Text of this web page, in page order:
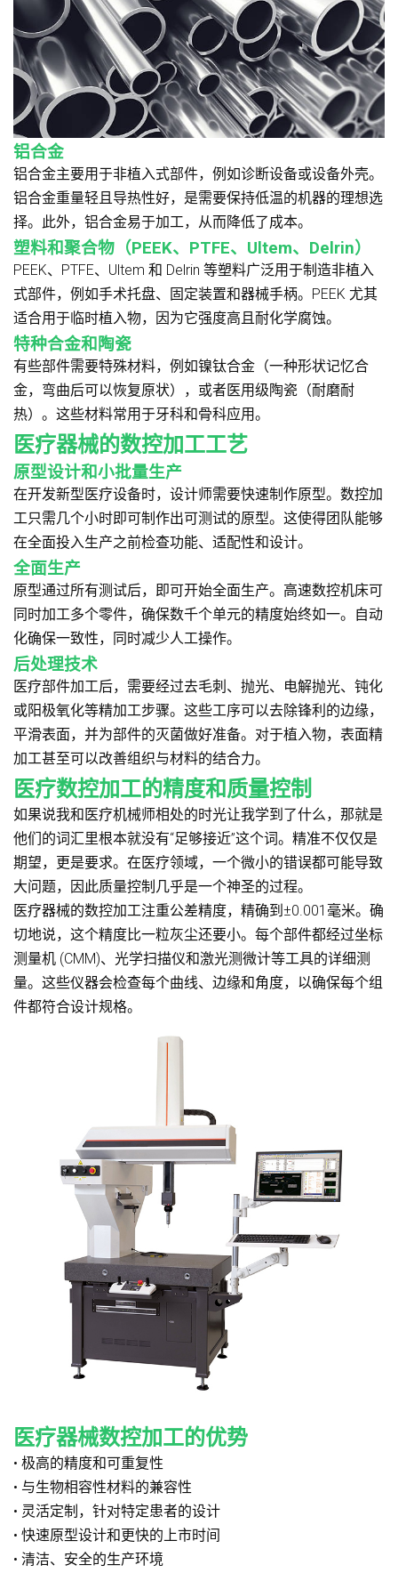
铝合金
铝合金主要用于非植入式部件，例如诊断设备或设备外壳。
铝合金重量轻且导热性好，是需要保持低温的机器的理想选
择。此外，铝合金易于加工，从而降低了成本。
塑料和聚合物（PEEK、PTFE、Ultem、Delrin）
PEEK、PTFE、Ultem 和 Delrin 等塑料广泛用于制造非植入
式部件，例如手术托盘、固定装置和器械手柄。PEEK 尤其
适合用于临时植入物，因为它强度高且耐化学腐蚀。
特种合金和陶瓷
有些部件需要特殊材料，例如镍钛合金（一种形状记忆合
金，弯曲后可以恢复原状），或者医用级陶瓷（耐磨耐
热）。这些材料常用于牙科和骨科应用。
医疗器械的数控加工工艺
原型设计和小批量生产
在开发新型医疗设备时，设计师需要快速制作原型。数控加
工只需几个小时即可制作出可测试的原型。这使得团队能够
在全面投入生产之前检查功能、适配性和设计。
全面生产
原型通过所有测试后，即可开始全面生产。高速数控机床可
同时加工多个零件，确保数千个单元的精度始终如一。自动
化确保一致性，同时减少人工操作。
后处理技术
医疗部件加工后，需要经过去毛刺、抛光、电解抛光、钝化
或阳极氧化等精加工步骤。这些工序可以去除锋利的边缘，
平滑表面，并为部件的灭菌做好准备。对于植入物，表面精
加工甚至可以改善组织与材料的结合力。
医疗数控加工的精度和质量控制
如果说我和医疗机械师相处的时光让我学到了什么，那就是
他们的词汇里根本就没有“足够接近”这个词。精准不仅仅是
期望，更是要求。在医疗领域，一个微小的错误都可能导致
大问题，因此质量控制几乎是一个神圣的过程。
医疗器械的数控加工注重公差精度，精确到±0.001毫米。确
切地说，这个精度比一粒灰尘还要小。每个部件都经过坐标
测量机 (CMM)、光学扫描仪和激光测微计等工具的详细测
量。这些仪器会检查每个曲线、边缘和角度，以确保每个组
件都符合设计规格。
医疗器械数控加工的优势
• 极高的精度和可重复性
• 与生物相容性材料的兼容性
• 灵活定制，针对特定患者的设计
• 快速原型设计和更快的上市时间
• 清洁、安全的生产环境